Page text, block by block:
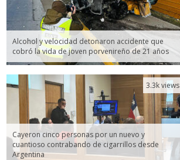
Alcohol y velocidad detonaron accidente que
cobró la vida de joven porvenireño de 21 años
Cayeron cinco personas por un nuevo y
cuantioso contrabando de cigarrillos desde
Argentina
3.3k views